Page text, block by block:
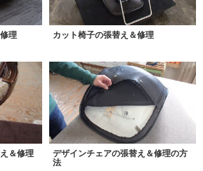
理 カット椅子の張替え＆修理
＆修理
デザインチェアの張替え＆修理の方
法